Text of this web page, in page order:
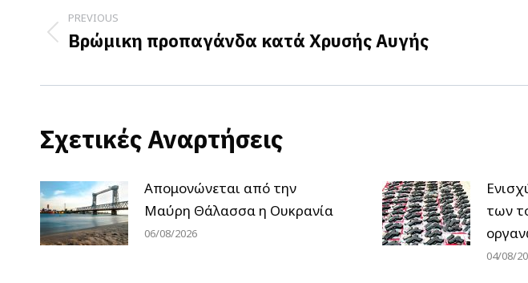
navigation
PREVIOUS
Previous
Βρώμικη προπαγάνδα κατά Χρυσής Αυγής
Σχετικές Αναρτήσεις
Απομονώνεται από την
Μαύρη Θάλασσα η Ουκρανία
06/08/2026
των
04/08/